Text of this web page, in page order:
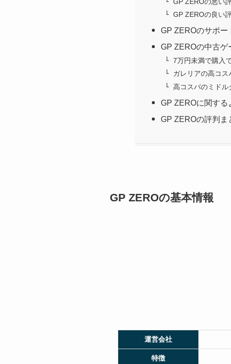
GP ZEROの良い
GP ZEROのサポー
GP ZEROの中古
7万円未満で購入
ガレリアの高コス
高コスパのミドル
GP ZEROに関する
GP ZEROの評判ま
GP ZEROの基本情報
運営会社
特徴